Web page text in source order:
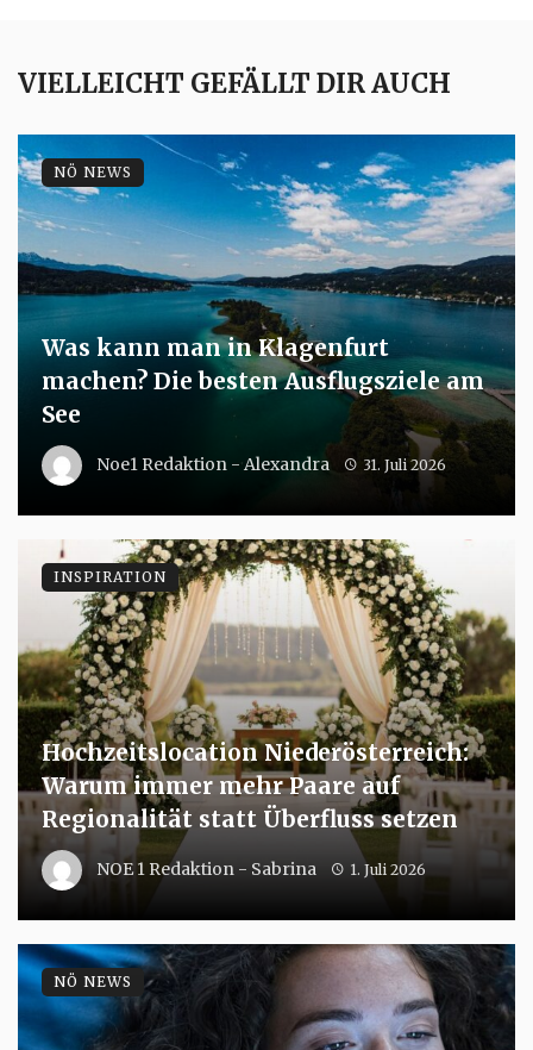
VIELLEICHT GEFÄLLT DIR AUCH
Was kann man in Klagenfurt
machen? Die besten Ausflugsziele am
See
Noe1 Redaktion - Alexandra 31. Juli 2026
NÖ NEWS
Hochzeitslocation Niederösterreich:
Warum immer mehr Paare auf
Regionalität statt Überfluss setzen
NOE 1 Redaktion - Sabrina 1. Juli 2026
INSPIRATION
NÖ NEWS